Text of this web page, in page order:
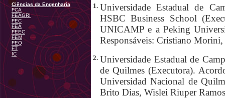
Ciências da Engenharia
FCA
FEAGRI
FEC
FEA
FEEC
FEM
FEQ
FT
IC
1. Universidade Estadual de
HSBC Business School
UNICAMP e a Peking
Responsáveis: Cristiano
2. Universidade Estadual de
de Quilmes (Executora).
Universidad Nacional de
Brito Dias, Wislei Riuper